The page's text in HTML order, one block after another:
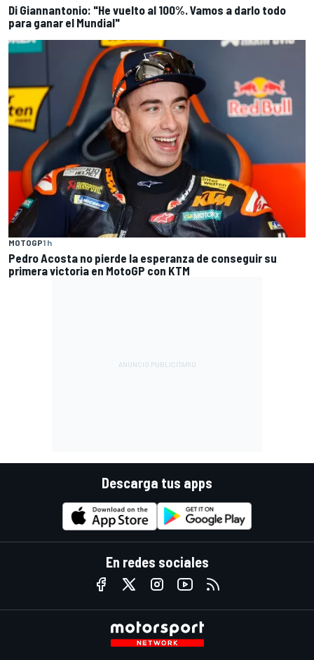
Di Giannantonio: "He vuelto al 100%. Vamos a darlo todo
para ganar el Mundial"
MOTOGP1 h
Pedro Acosta no pierde la esperanza de conseguir su
primera victoria en MotoGP con KTM
Descarga tus apps
En redes sociales